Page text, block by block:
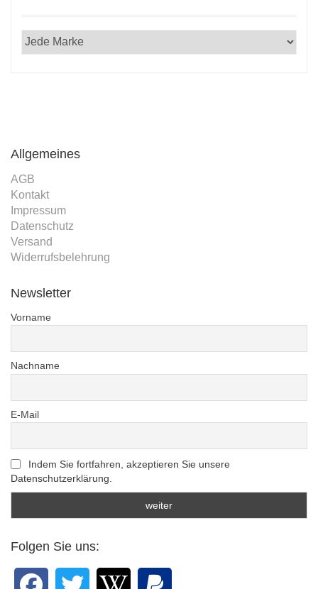
Allgemeines
AGB
Kontakt
Impressum
Datenschutz
Versand
Widerrufsbelehrung
Newsletter
Vorname
Nachname
E-Mail
Indem Sie fortfahren, akzeptieren Sie unsere
Datenschutzerklärung.
Folgen Sie uns: